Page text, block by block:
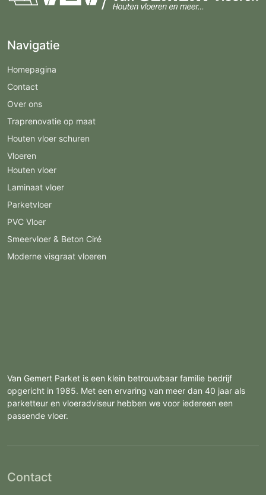
Navigatie
Homepagina
Contact
Over ons
Traprenovatie op maat
Houten vloer schuren
Vloeren
Houten vloer
Laminaat vloer
Parketvloer
PVC Vloer
Smeervloer & Beton Ciré
Moderne visgraat vloeren
Van Gemert Parket is een klein betrouwbaar familie bedrijf
opgericht in 1985. Met een ervaring van meer dan 40 jaar als
parketteur en vloeradviseur hebben we voor iedereen een
passende vloer.
Contact